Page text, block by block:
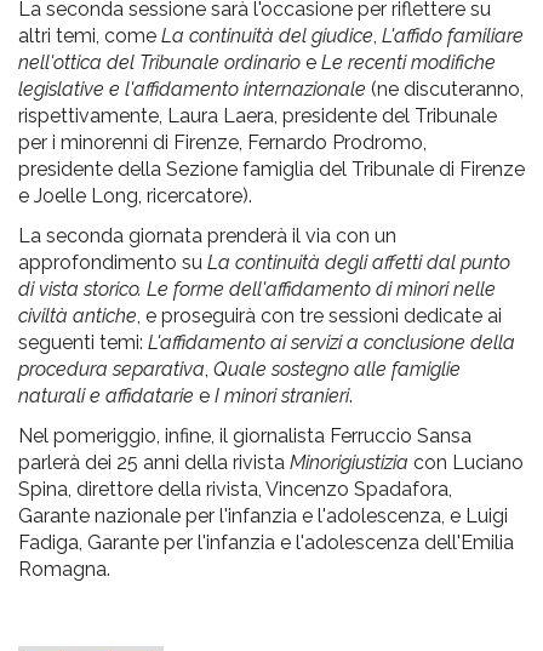
La seconda sessione sarà l'occasione per riflettere su
altri temi, come La continuità del giudice, L'affido familiare
nell'ottica del Tribunale ordinario e Le recenti modifiche
legislative e l'affidamento internazionale (ne discuteranno,
rispettivamente, Laura Laera, presidente del Tribunale
per i minorenni di Firenze, Fernardo Prodromo,
presidente della Sezione famiglia del Tribunale di Firenze
e Joelle Long, ricercatore).
La seconda giornata prenderà il via con un
approfondimento su La continuità degli affetti dal punto
di vista storico. Le forme dell'affidamento di minori nelle
civiltà antiche, e proseguirà con tre sessioni dedicate ai
seguenti temi: L'affidamento ai servizi a conclusione della
procedura separativa, Quale sostegno alle famiglie
naturali e affidatarie e I minori stranieri.
Nel pomeriggio, infine, il giornalista Ferruccio Sansa
parlerà dei 25 anni della rivista Minorigiustizia con Luciano
Spina, direttore della rivista, Vincenzo Spadafora,
Garante nazionale per l'infanzia e l'adolescenza, e Luigi
Fadiga, Garante per l'infanzia e l'adolescenza dell'Emilia
Romagna.